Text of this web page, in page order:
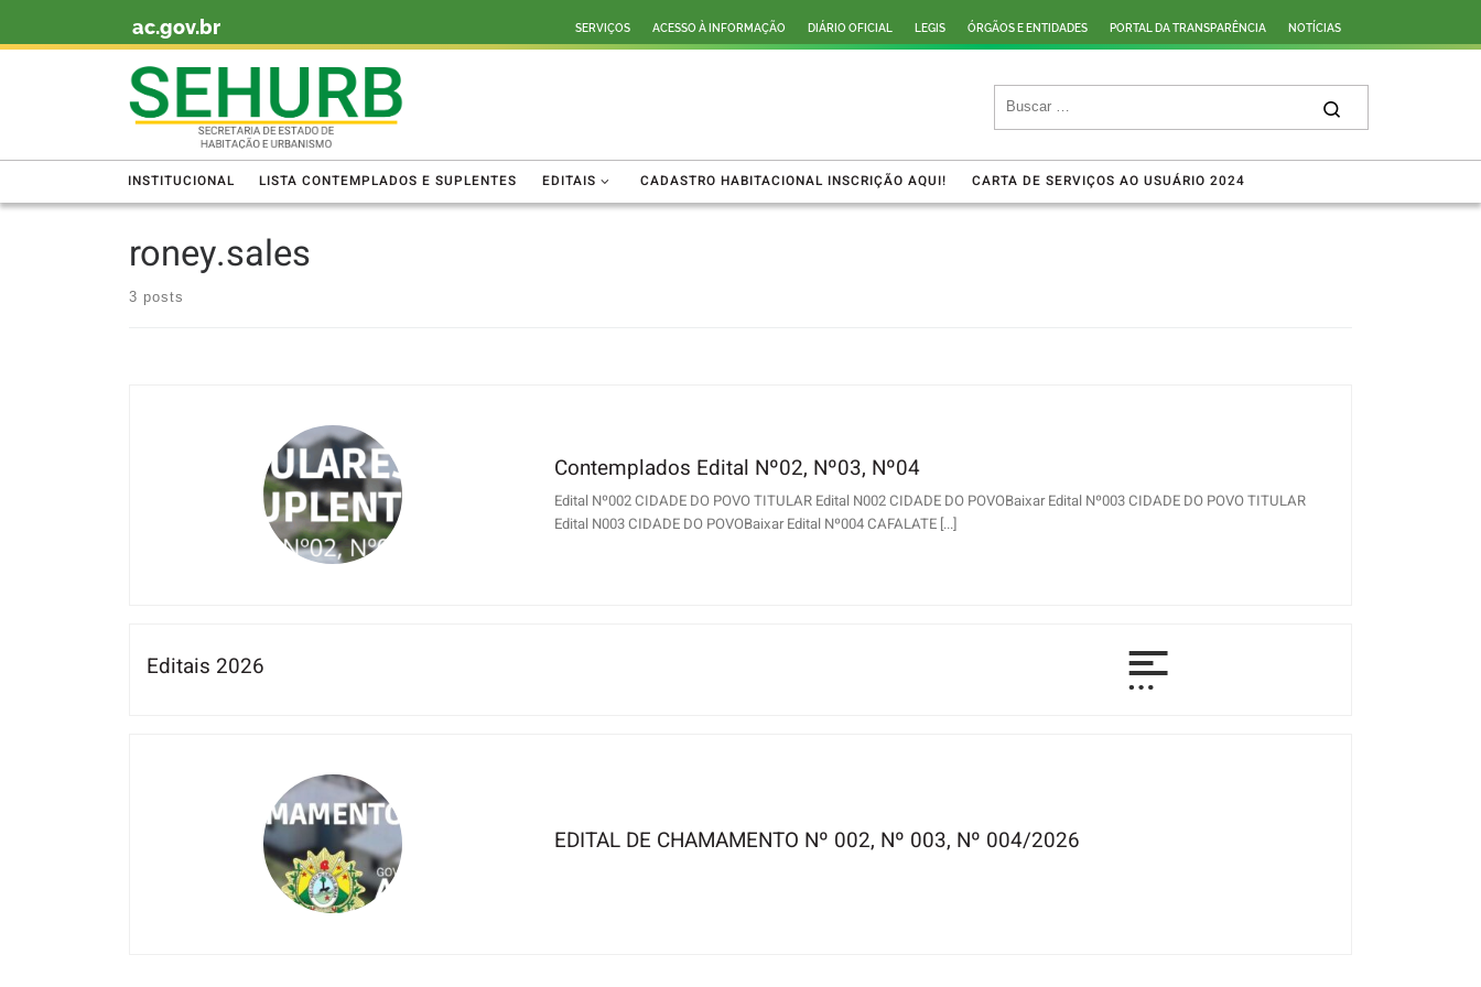
ac.gov.br SERVIÇOS ACESSO À INFORMAÇÃO DIÁRIO OFICIAL LEGIS ÓRGÃOS E ENTIDADES PORTAL DA TRANSPARÊNCIA NOTÍCIAS
SEARCH
INSTITUCIONAL LISTA CONTEMPLADOS E SUPLENTES EDITAIS CADASTRO HABITACIONAL INSCRIÇÃO AQUI! CARTA DE SERVIÇOS AO USUÁRIO 2024
roney.sales
3 posts
Contemplados Edital Nº02, Nº03, Nº04
Edital Nº002 CIDADE DO POVO TITULAR Edital N002 CIDADE DO POVOBaixar Edital Nº003 CIDADE DO POVO TITULAR
Edital N003 CIDADE DO POVOBaixar Edital Nº004 CAFALATE [...]
Editais 2026
EDITAL DE CHAMAMENTO Nº 002, Nº 003, Nº 004/2026